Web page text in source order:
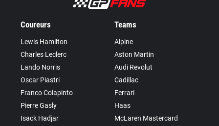
Coureurs
Lewis Hamilton
Charles Leclerc
Lando Norris
Oscar Piastri
Franco Colapinto
Pierre Gasly
Isack Hadjar
Teams
Alpine
Aston Martin
Audi Revolut
Cadillac
Ferrari
Haas
McLaren Mastercard